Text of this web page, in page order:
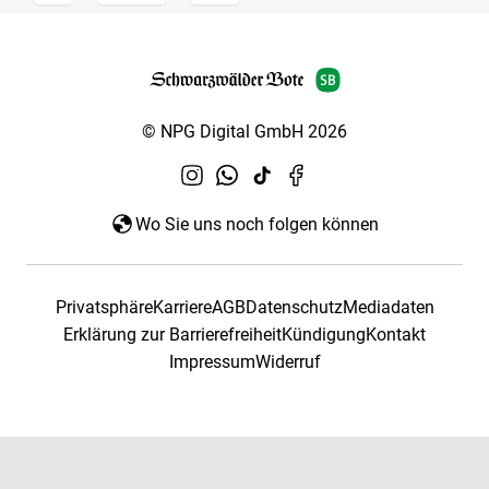
© NPG Digital GmbH 2026
Wo Sie uns noch folgen können
PrivatsphäreKarriereAGBDatenschutzMediadaten
Erklärung zur BarrierefreiheitKündigungKontakt
ImpressumWiderruf